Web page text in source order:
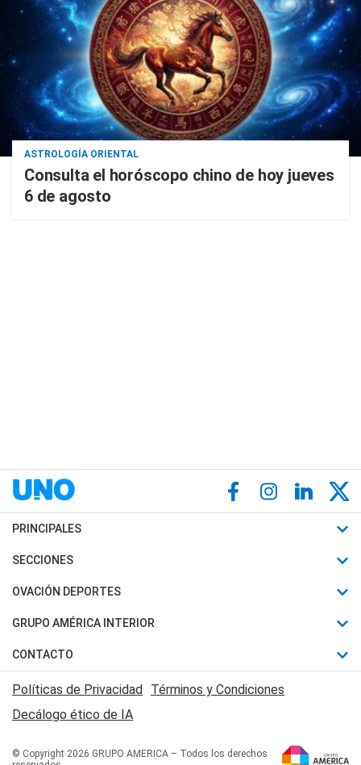
ASTROLOGÍA ORIENTAL
Consulta el horóscopo chino de hoy jueves
6 de agosto
PRINCIPALES
Últimas Noticias
Política
Judiciales
Economia
SECCIONES
Horóscopo
Motores
Trucos caseros
Series y Películas
Edictos y Solicitadas
OVACIÓN DEPORTES
Fútbol
Mundial
Automovilismo
Rugby
Básquet
GRUPO AMÉRICA INTERIOR
Canal 7 en Vivo
San Juan 8
CONTACTO
Acerca de Nosotros
Contactanos
Políticas de Privacidad Términos y Condiciones
Decálogo ético de IA
© Copyright 2026 GRUPO AMERICA – Todos los derechos